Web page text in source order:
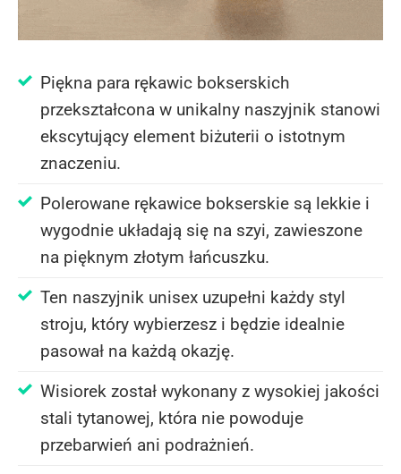
Piękna para rękawic bokserskich
przekształcona w unikalny naszyjnik stanowi
ekscytujący element biżuterii o istotnym
znaczeniu.
Polerowane rękawice bokserskie są lekkie i
wygodnie układają się na szyi, zawieszone
na pięknym złotym łańcuszku.
Ten naszyjnik unisex uzupełni każdy styl
stroju, który wybierzesz i będzie idealnie
pasował na każdą okazję.
Wisiorek został wykonany z wysokiej jakości
stali tytanowej, która nie powoduje
przebarwień ani podrażnień.